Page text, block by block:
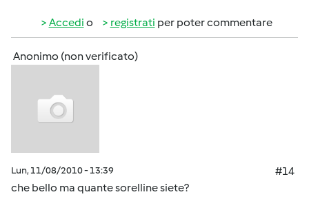
Accedi o registrati per poter commentare
Anonimo (non verificato)
Lun, 11/08/2010 - 13:39
#14
che bello ma quante sorelline siete?